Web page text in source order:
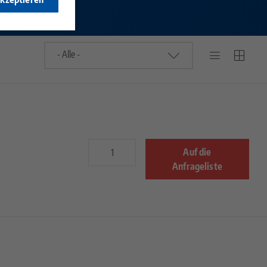
Auf die
Anfrageliste